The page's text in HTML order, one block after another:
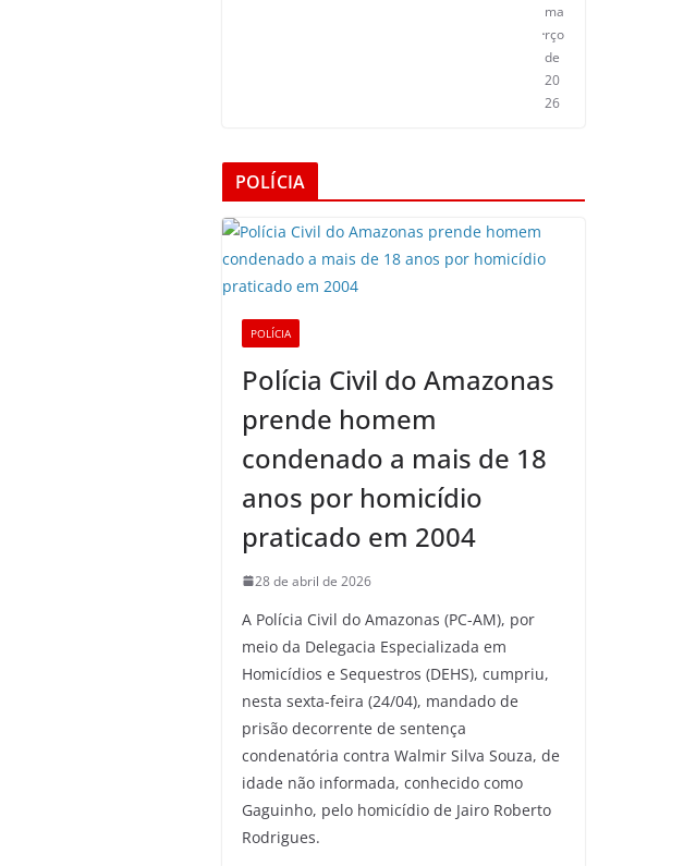
ma
rço
de
20
26
POLÍCIA
POLÍCIA
Polícia Civil do Amazonas
prende homem
condenado a mais de 18
anos por homicídio
praticado em 2004
28 de abril de 2026
A Polícia Civil do Amazonas (PC-AM), por
meio da Delegacia Especializada em
Homicídios e Sequestros (DEHS), cumpriu,
nesta sexta-feira (24/04), mandado de
prisão decorrente de sentença
condenatória contra Walmir Silva Souza, de
idade não informada, conhecido como
Gaguinho, pelo homicídio de Jairo Roberto
Rodrigues.